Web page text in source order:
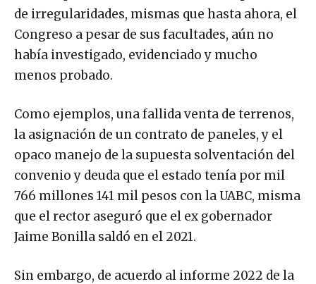
de irregularidades, mismas que hasta ahora, el
Congreso a pesar de sus facultades, aún no
había investigado, evidenciado y mucho
menos probado.
Como ejemplos, una fallida venta de terrenos,
la asignación de un contrato de paneles, y el
opaco manejo de la supuesta solventación del
convenio y deuda que el estado tenía por mil
766 millones 141 mil pesos con la UABC, misma
que el rector aseguró que el ex gobernador
Jaime Bonilla saldó en el 2021.
Sin embargo, de acuerdo al informe 2022 de la